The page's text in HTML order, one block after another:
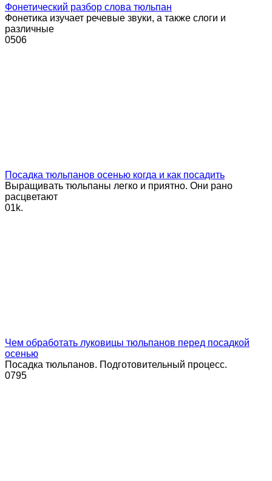
Фонетический разбор слова тюльпан
Фонетика изучает речевые звуки, а также слоги и
различные
0506
Посадка тюльпанов осенью когда и как посадить
Выращивать тюльпаны легко и приятно. Они рано
расцветают
01k.
Чем обработать луковицы тюльпанов перед посадкой
осенью
Посадка тюльпанов. Подготовительный процесс.
0795